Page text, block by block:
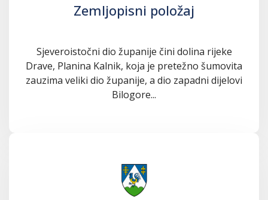
Zemljopisni položaj
Sjeveroistočni dio županije čini dolina rijeke
Drave, Planina Kalnik, koja je pretežno šumovita
zauzima veliki dio županije, a dio zapadni dijelovi
Bilogore...